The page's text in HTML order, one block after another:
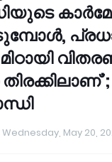
Wednesday, May 20,